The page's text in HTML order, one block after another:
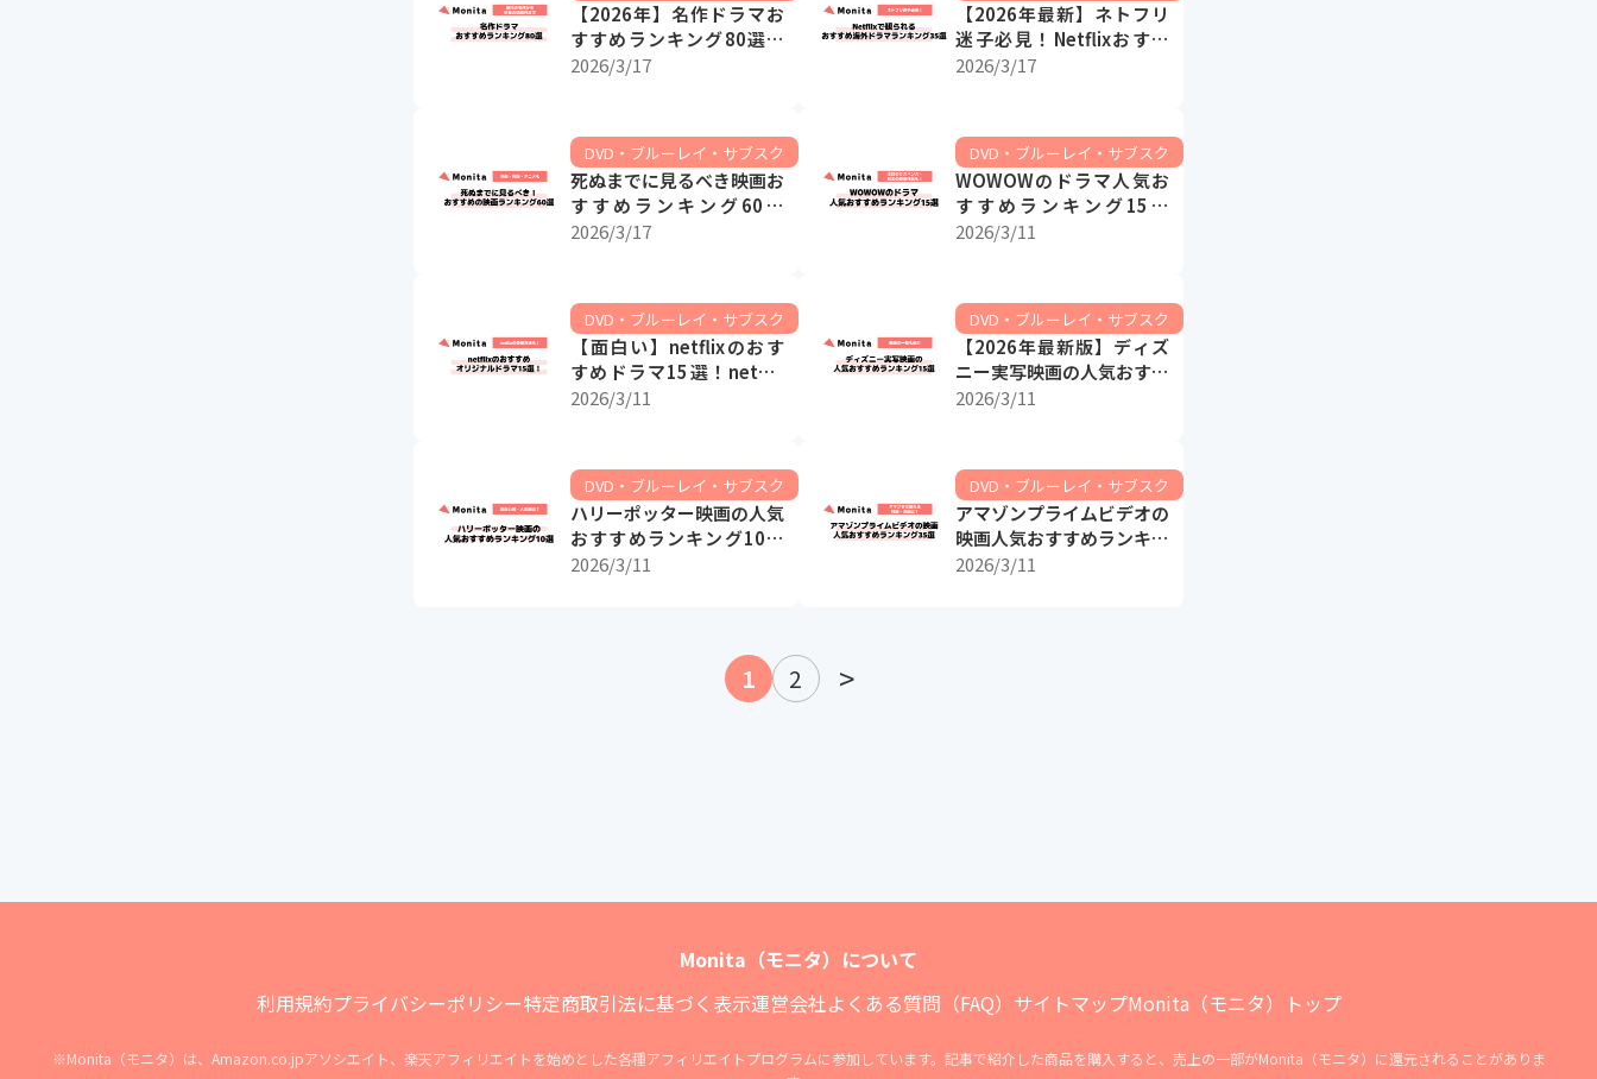
【2026年】名作ドラマお
すすめランキング80選！
歴代の名作から近年の話題
2026/3/17
【2026年最新】ネトフリ
迷子必見！Netflixおすす
め海外ドラマランキング
2026/3/17
DVD・ブルーレイ・サブスク
死ぬまでに見るべき映画お
すすめランキング60選
【洋画・邦画・アニメも】
2026/3/17
DVD・ブルーレイ・サブスク
WOWOWのドラマ人気お
すすめランキング15選
【注目のサスペンス・日本
2026/3/11
DVD・ブルーレイ・サブスク
【面白い】netflixのおす
すめドラマ15選！netflix
の登録方法も！
2026/3/11
DVD・ブルーレイ・サブスク
【2026年最新版】ディズ
ニー実写映画の人気おすす
めランキング15選【映画
2026/3/11
DVD・ブルーレイ・サブスク
ハリーポッター映画の人気
おすすめランキング10選
【面白い順・人気順は？】
2026/3/11
DVD・ブルーレイ・サブスク
アマゾンプライムビデオの
映画人気おすすめランキン
グ35選【アマプラで観れ
2026/3/11
1 2 >
Monita（モニタ）について
利用規約プライバシーポリシー特定商取引法に基づく表示運営会社よくある質問（FAQ） サイトマップMonita（モニタ）トップ
※Monita（モニタ）は、Amazon.co.jpアソシエイト、楽天アフィリエイトを始めとした各種アフィリエイトプログラムに参加しています。記事で紹介した商品を購入すると、売上の一部がMonita（モニタ）に還元されることがありま